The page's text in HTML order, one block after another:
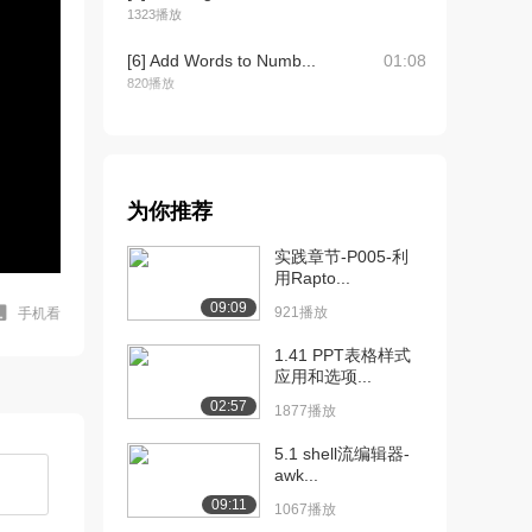
手机看
1323播放
[6] Add Words to Numb...
820播放
01:08
[8] Verify Array Elem...
1183播放
[9] Verify_the_Array_... 00:14
765播放
[11] Working with an A...
[12] Working with an A...
为你推荐
09:09
实践章节-P005-利
用Rapto...
921播放
02:57
1.41 PPT表格样式
应用和选项...
1877播放
09:11
5.1 shell流编辑器-
awk...
1067播放